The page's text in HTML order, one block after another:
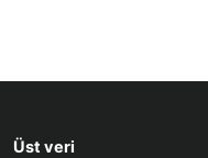
Üst veri